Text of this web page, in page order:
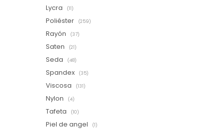
Lycra (11)
Poliéster (259)
Rayón (37)
Saten (21)
Seda (48)
Spandex (35)
Viscosa (131)
Nylon (4)
Tafeta (10)
Piel de angel (1)